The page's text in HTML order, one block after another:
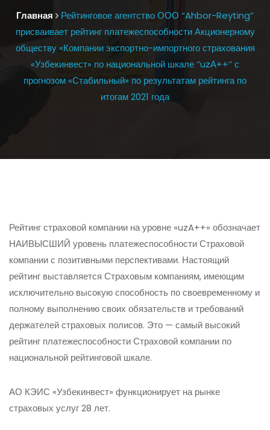
Главная
Рейтинговое агентство ООО “Ahbor-Reyting”
присваивает рейтинг платежеспособности Акционерному
обществу «Компании экспортно-импортного страхования
«Узбекинвест» по национальной шкале ‘’uzА++’’ с
прогнозом «Стабильный» по результатам рейтинга по
итогам 2021 года
Рейтинг страховой компании на уровне «uzA++» обозначает
НАИВЫСШИЙ уровень платежеспособности Страховой
компании с позитивными перспективами. Настоящий
рейтинг выставляется Страховым компаниям, имеющим
исключительно высокую способность по своевременному и
полному выполнению своих обязательств и требований
держателей страховых полисов. Это — самый высокий
рейтинг платежеспособности Страховой компании по
национальной рейтинговой шкале.
АО КЭИС «Узбекинвест» функционирует на рынке
страховых услуг 28 лет.